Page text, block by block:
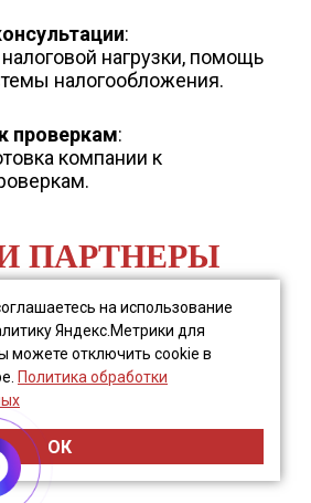
на использование
Яндекс.Метрики для
можете отключить cookie в
Политика обработки
ОК
:
нагрузки, помощь
налогообложения.
проверкам:
компании к
ПАРТНЕРЫ